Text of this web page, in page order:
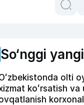
So‘nggi
olti
koʻrsatish va